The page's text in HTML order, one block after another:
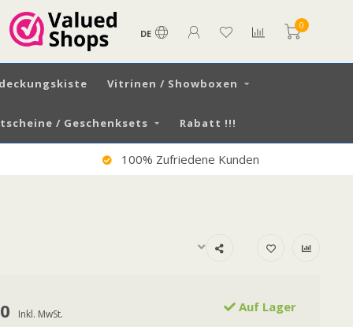
DE
0
Vitrinen / Showboxen
/ Geschenksets Rabatt !!!
100% Zufriedene Kunden
Inkl. MwSt. Auf Lager